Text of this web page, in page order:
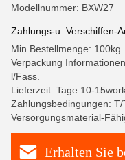
Modellnummer: BXW27
Zahlungs-u. Verschiffen-
Min Bestellmenge: 100kg
Verpackung
l/Fass.
Lieferzeit: Tage 10-
Zahlungsbedingungen: T/
Versorgungsmaterial-
Erhalten Sie